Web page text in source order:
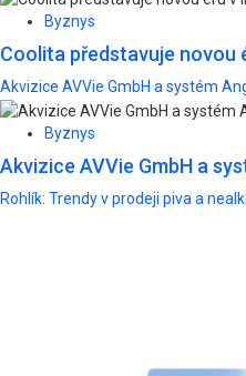
Byznys
Coolita představuje novou
Akvizice AVVie GmbH a systém
Byznys
Akvizice AVVie GmbH a
Rohlík: Trendy v prodeji piva a